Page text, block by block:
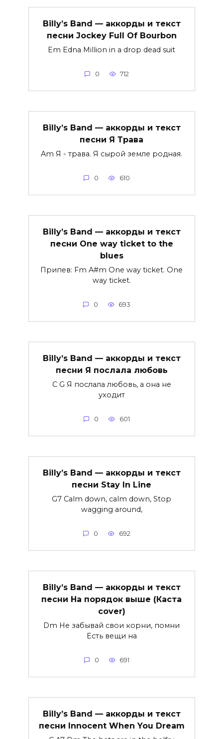
Billy’s Band — аккорды и текст
песни Jockey Full Of Bourbon
Em Еdna Million in a drop dead suit
0 712
Billy’s Band — аккорды и текст
песни Я Трава
Am Я - трава. Я сырой земле родная.
0 610
Billy’s Band — аккорды и текст
песни One way ticket to the
blues
Припев: Fm A#m One way ticket. One
way ticket.
0 693
Billy’s Band — аккорды и текст
песни Я послала любовь
C G Я послала любовь, а она не
уходит
0 601
Billy’s Band — аккорды и текст
песни Stay In Line
G7 Calm down, calm down, Stop
wagging around,
0 692
Billy’s Band — аккорды и текст
песни На порядок выше (Каста
cover)
Dm Не забывай свои корни, помни
Есть вещи на
0 691
Billy’s Band — аккорды и текст
песни Innocent When You Dream